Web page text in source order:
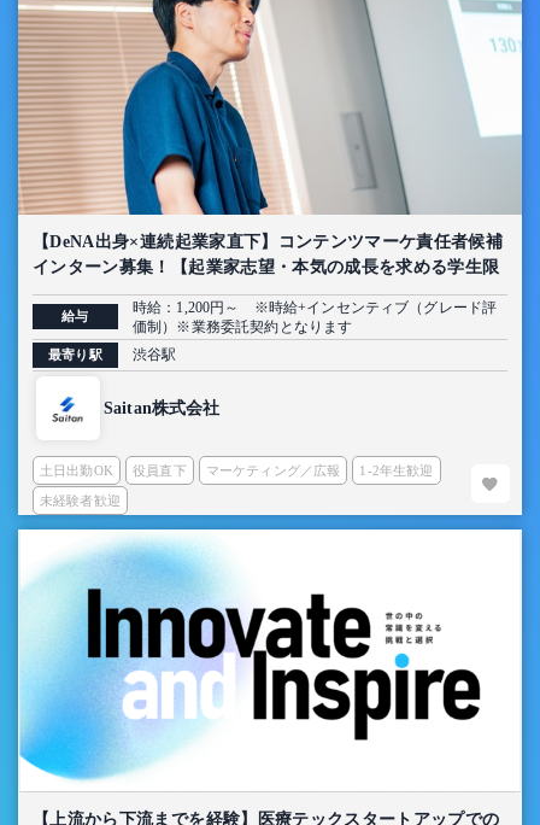
【DeNA出身×連続起業家直下】コンテンツマーケ責任者候補
インターン募集！【起業家志望・本気の成長を求める学生限
定】
給与
時給：1,200円～ ※時給+インセンティブ（グレード評
価制）※業務委託契約となります
最寄り駅 渋谷駅
Saitan株式会社
土日出勤OK 役員直下 マーケティング／広報 1-2年生歓迎
未経験者歓迎
【上流から下流までを経験】医療テックスタートアップでの